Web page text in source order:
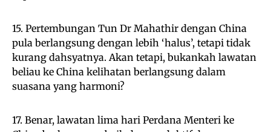
15. Pertembungan Tun Dr Mahathir dengan China
pula berlangsung dengan lebih ‘halus’, tetapi tidak
kurang dahsyatnya. Akan tetapi, bukankah lawatan
beliau ke China kelihatan berlangsung dalam
suasana yang harmoni?
17. Benar, lawatan lima hari Perdana Menteri ke